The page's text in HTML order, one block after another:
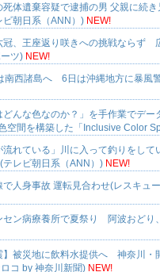
死体遺棄容疑で逮捕の男 父親に続
ビ朝日系（ANN）) NEW!
冠、王座返り咲きへの挑戦ならず
ツ) NEW!
南西諸島へ 6日は沖縄地方に暴風
どんな色なのか？」を手作業でデ
空間を構築した「Inclusive Color
流れている」川に入って釣りをし
レビ朝日系（ANN）) NEW!
で人身事故 運転見合わせ(レスキュ
セン病療養所で夏祭り 阿波おどり
】被災地に飲料水提供へ 神奈川・
コ by 神奈川新聞) NEW!